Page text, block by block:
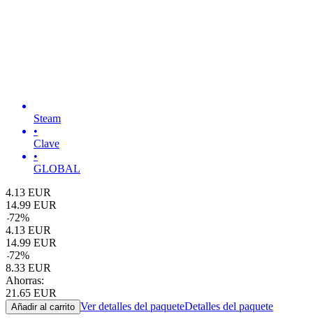
Steam
•
Clave
•
GLOBAL
4.13 EUR
14.99 EUR
-72%
4.13 EUR
14.99 EUR
-72%
8.33 EUR
Ahorras:
21.65 EUR
Añadir al carrito Ver detalles del paqueteDetalles del paquete